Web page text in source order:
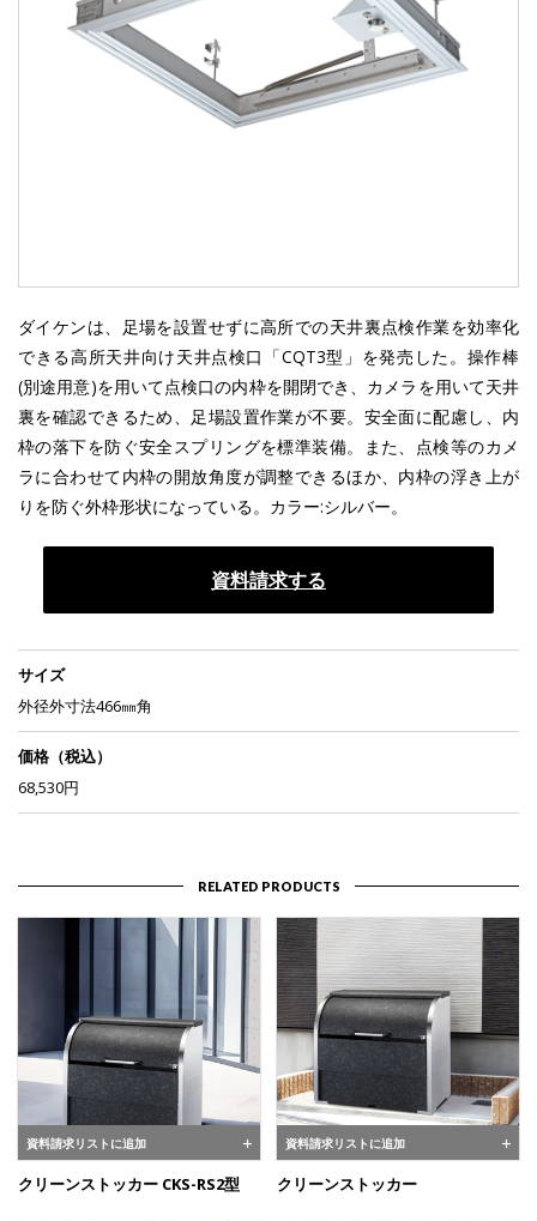
ダイケンは、足場を設置せずに高所での天井裏点検作業を効率化
できる高所天井向け天井点検口「CQT3型」を発売した。操作棒
(別途用意)を用いて点検口の内枠を開閉でき、カメラを用いて天井
裏を確認できるため、足場設置作業が不要。安全面に配慮し、内
枠の落下を防ぐ安全スプリングを標準装備。また、点検等のカメ
ラに合わせて内枠の開放角度が調整できるほか、内枠の浮き上が
りを防ぐ外枠形状になっている。カラー:シルバー。
資料請求する
サイズ
外径外寸法466㎜角
価格（税込）
68,530円
RELATED PRODUCTS
資料請求リストに追加
クリーンストッカー CKS-RS2型
資料請求リストに追加
クリーンストッカー